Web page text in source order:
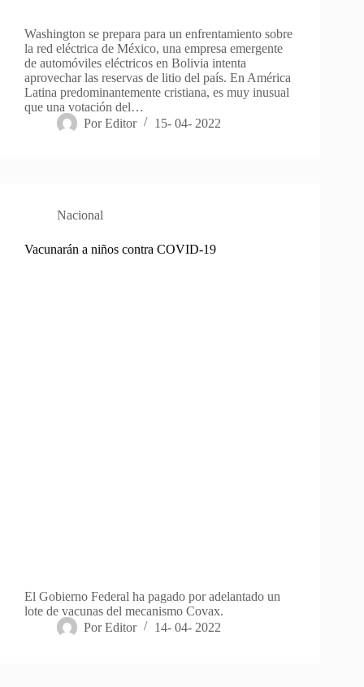
Washington se prepara para un enfrentamiento sobre
la red eléctrica de México, una empresa emergente
de automóviles eléctricos en Bolivia intenta
aprovechar las reservas de litio del país. En América
Latina predominantemente cristiana, es muy inusual
que una votación del…
Por Editor 15- 04- 2022
Nacional
Vacunarán a niños contra COVID-19
El Gobierno Federal ha pagado por adelantado un
lote de vacunas del mecanismo Covax.
Por Editor 14- 04- 2022